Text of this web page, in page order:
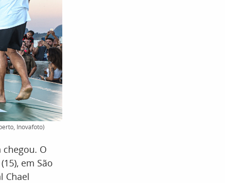
Inovafoto)
O
em São
Chael